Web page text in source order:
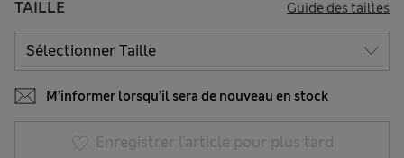
TAILLE Guide des tailles
M’informer lorsqu’il sera de nouveau en stock
Enregistrer l’article pour plus tard